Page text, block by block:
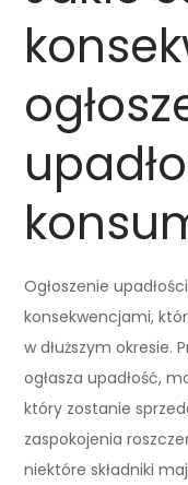
Ogłoszenie
konsekwencjami,
w dłuższym okresie.
ogłasza upadłość,
który zostanie
zaspokojenia
niektóre składniki